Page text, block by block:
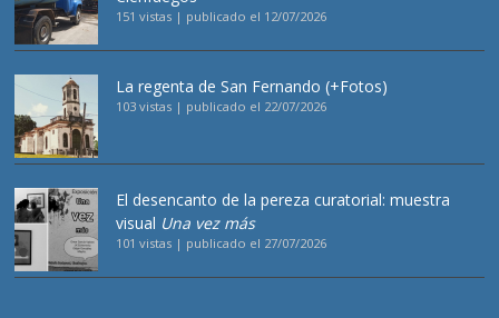
151 vistas | publicado el 12/07/2026
La regenta de San Fernando (+Fotos)
103 vistas | publicado el 22/07/2026
El desencanto de la pereza curatorial: muestra
visual Una vez más
101 vistas | publicado el 27/07/2026